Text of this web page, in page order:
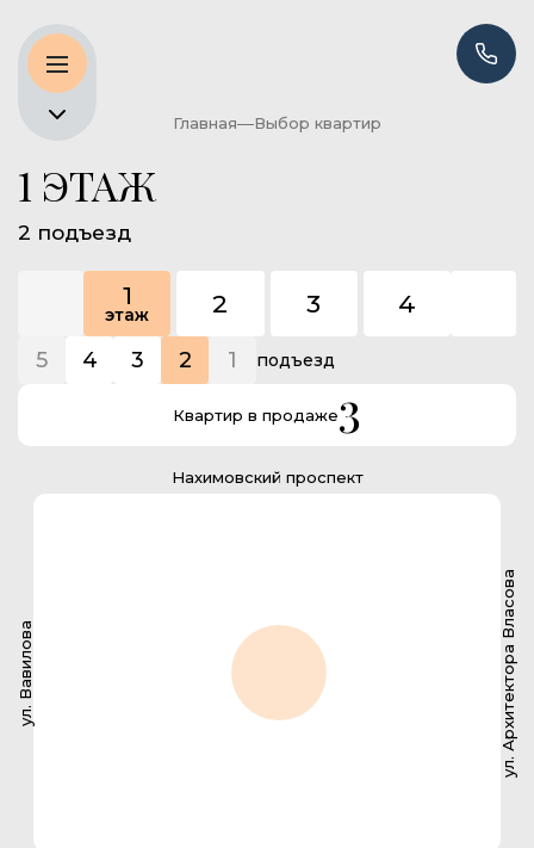
Главная Выбор квартир
1 ЭТАЖ
2 подъезд
1
этаж 2 3 4
Квартир в продаже3
подъезд
1
2
3
4
5
ул. Вавилова
Нахимовский проспект
ул. Архитектора Власова